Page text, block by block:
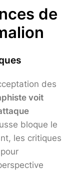
de
des
voit
bloque le
les critiques